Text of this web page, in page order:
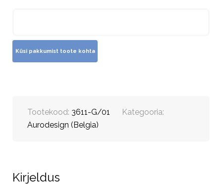
Tootekood: 3611-G/01
Kategooria:
Aurodesign (Belgia)
Kirjeldus